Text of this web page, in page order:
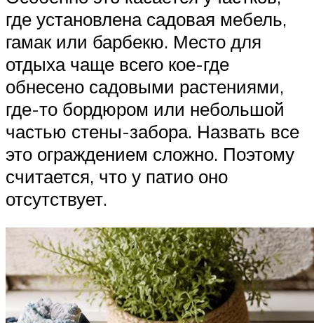
где установлена садовая мебель,
гамак или барбекю. Место для
отдыха чаще всего кое-где
обнесено садовыми растениями,
где-то бордюром или небольшой
частью стены-забора. Назвать все
это ограждением сложно. Поэтому
считается, что у патио оно
отсутствует.